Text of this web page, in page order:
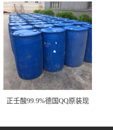
正壬酸99.9%德国QQ原装现